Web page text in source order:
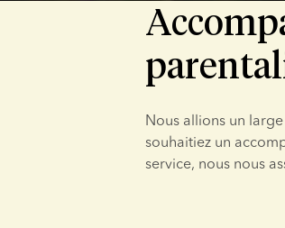
Nous allions un
souhaitiez un
service, nous nous